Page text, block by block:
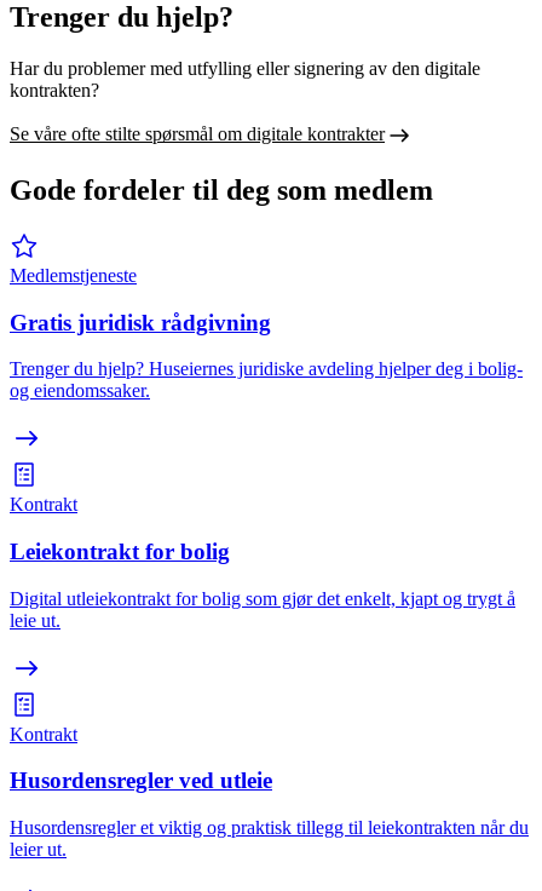
Trenger du hjelp?
Har du problemer med utfylling eller signering av den digitale
kontrakten?
Se våre ofte stilte spørsmål om digitale kontrakter
Gode fordeler til deg som medlem
Medlemstjeneste
Gratis juridisk rådgivning
Trenger du hjelp? Huseiernes juridiske avdeling hjelper deg i bolig-
og eiendomssaker.
Kontrakt
Leiekontrakt for bolig
Digital utleiekontrakt for bolig som gjør det enkelt, kjapt og trygt å
leie ut.
Kontrakt
Husordensregler ved utleie
Husordensregler et viktig og praktisk tillegg til leiekontrakten når du
leier ut.